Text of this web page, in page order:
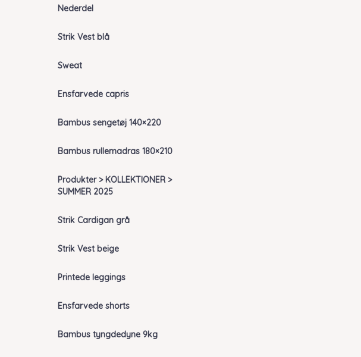
Nederdel
Strik Vest blå
Sweat
Ensfarvede capris
Bambus sengetøj 140×220
Bambus rullemadras 180×210
Produkter > KOLLEKTIONER >
SUMMER 2025
Strik Cardigan grå
Strik Vest beige
Printede leggings
Ensfarvede shorts
Bambus tyngdedyne 9kg